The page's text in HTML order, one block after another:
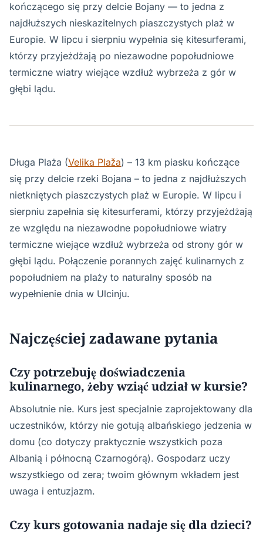
kończącego się przy delcie Bojany — to jedna z
najdłuższych nieskazitelnych piaszczystych plaż w
Europie. W lipcu i sierpniu wypełnia się kitesurferami,
którzy przyjeżdżają po niezawodne popołudniowe
termiczne wiatry wiejące wzdłuż wybrzeża z gór w
głębi lądu.
Długa Plaża (Velika Plaža) – 13 km piasku kończące
się przy delcie rzeki Bojana – to jedna z najdłuższych
nietkniętych piaszczystych plaż w Europie. W lipcu i
sierpniu zapełnia się kitesurferami, którzy przyjeżdżają
ze względu na niezawodne popołudniowe wiatry
termiczne wiejące wzdłuż wybrzeża od strony gór w
głębi lądu. Połączenie porannych zajęć kulinarnych z
popołudniem na plaży to naturalny sposób na
wypełnienie dnia w Ulcinju.
Najczęściej zadawane pytania
Czy potrzebuję doświadczenia
kulinarnego, żeby wziąć udział w kursie?
Absolutnie nie. Kurs jest specjalnie zaprojektowany dla
uczestników, którzy nie gotują albańskiego jedzenia w
domu (co dotyczy praktycznie wszystkich poza
Albanią i północną Czarnogórą). Gospodarz uczy
wszystkiego od zera; twoim głównym wkładem jest
uwaga i entuzjazm.
Czy kurs gotowania nadaje się dla dzieci?